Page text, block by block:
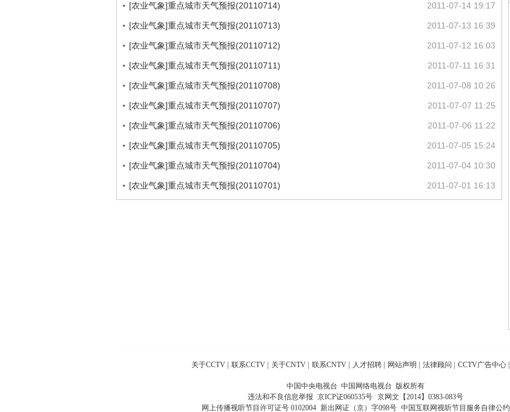
2011-07-14 19:17
[农业气象]重点城市天气预报(20110714)
2011-07-13 16:39
[农业气象]重点城市天气预报(20110713)
2011-07-12 16:03
[农业气象]重点城市天气预报(20110712)
2011-07-11 16:31
[农业气象]重点城市天气预报(20110711)
2011-07-08 10:26
[农业气象]重点城市天气预报(20110708)
2011-07-07 11:25
[农业气象]重点城市天气预报(20110707)
2011-07-06 11:22
[农业气象]重点城市天气预报(20110706)
2011-07-05 15:24
[农业气象]重点城市天气预报(20110705)
2011-07-04 10:30
[农业气象]重点城市天气预报(20110704)
2011-07-01 16:13
[农业气象]重点城市天气预报(20110701)
关于CCTV 联系CCTV 关于CNTV 联系CNTV 人才招聘 网站声明 法律顾问 CCTV广告中心
中国中央电视台 中国网络电视台 版权所有
违法和不良信息举报 京ICP证060535号
京网文【2014】0383-083号
网上传播视听节目许可证号 0102004 新出网证（京）字098号 中国互联网视听节目服务自律公约